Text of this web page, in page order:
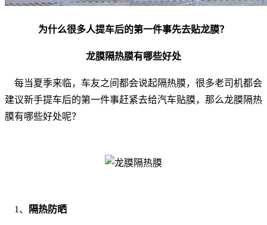
为什么很多人提车后的第一件事先去贴龙膜？
龙膜隔热膜有哪些好处
每当夏季来临，车友之间都会说起隔热膜，很多老司机都会
建议新手提车后的第一件事赶紧去给汽车贴膜，那么龙膜隔热
膜有哪些好处呢？
1、 隔热防晒